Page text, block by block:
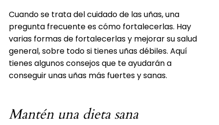
Cuando se trata del cuidado de las uñas, una
pregunta frecuente es cómo fortalecerlas. Hay
varias formas de fortalecerlas y mejorar su salud
general, sobre todo si tienes uñas débiles. Aquí
tienes algunos consejos que te ayudarán a
conseguir unas uñas más fuertes y sanas.
Mantén una dieta sana